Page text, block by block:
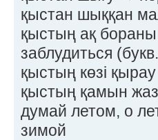
қыстан шыққан
қыстың ақ
заблудиться
қыстың көзі
қыстың қамын
думай летом, о
зимой